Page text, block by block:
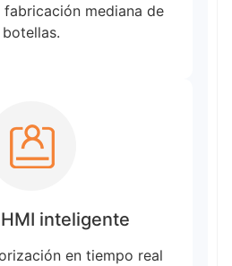
mediana de
botellas.
inteligente
en tiempo real